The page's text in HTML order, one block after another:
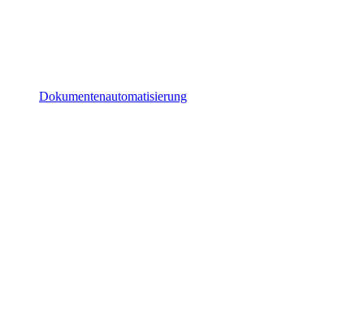
Dokumentenautomatisierung